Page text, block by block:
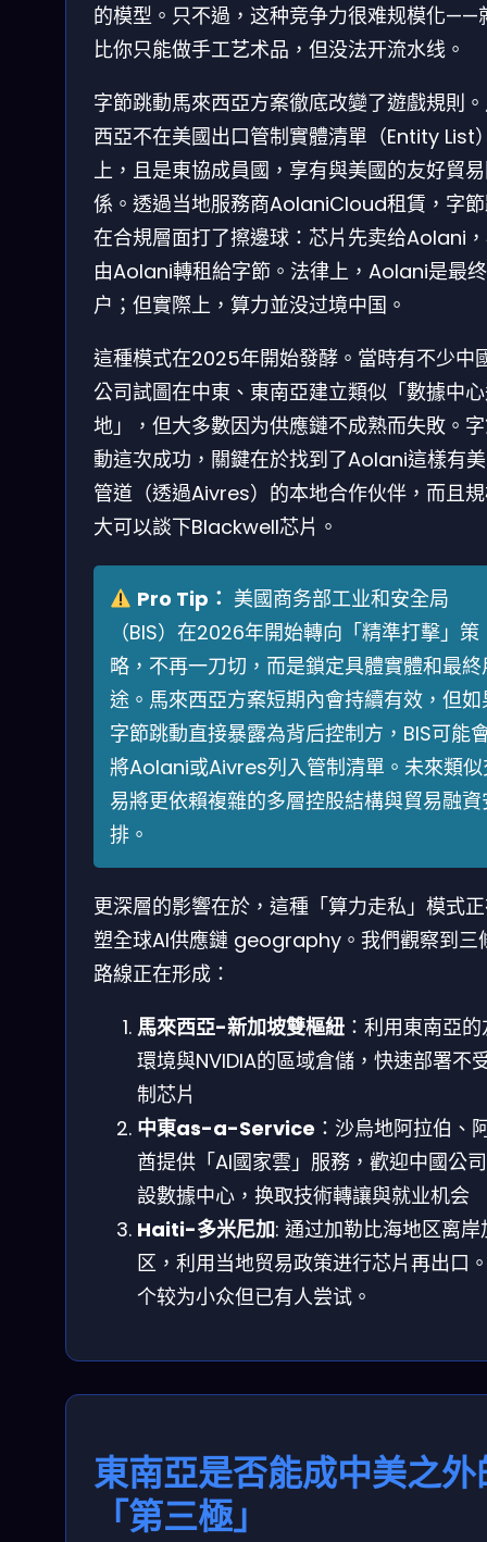
的模型。只不過，这种竞争力很难规模化——
比你只能做手工艺术品，但没法开流水线。
字節跳動馬來西亞方案徹底改變了遊戲規則
西亞不在美國出口管制實體清單（Entity List
上，且是東協成員國，享有與美國的友好貿
係。透過当地服務商AolaniCloud租賃，字
在合規層面打了擦邊球：芯片先卖给Aolani
由Aolani轉租給字節。法律上，Aolani是最
户；但實際上，算力並没过境中国。
這種模式在2025年開始發酵。當時有不少中
公司試圖在中東、東南亞建立類似「數據中
地」，但大多數因为供應鏈不成熟而失敗。
動這次成功，關鍵在於找到了Aolani這樣有
管道（透過Aivres）的本地合作伙伴，而且
大可以談下Blackwell芯片。
Pro Tip： 美國商务部工业和安全局
（BIS）在2026年開始轉向「精準打擊」策
略，不再一刀切，而是鎖定具體實體和最終
途。馬來西亞方案短期內會持續有效，但如
字節跳動直接暴露為背后控制方，BIS可能
將Aolani或Aivres列入管制清單。未來類
易將更依賴複雜的多層控股結構與貿易融資
排。
更深層的影響在於，這種「算力走私」模式
塑全球AI供應鏈 geography。我們觀察到三
路線正在形成：
馬來西亞-新加坡雙樞紐 ：利用東南亞
環境與NVIDIA的區域倉儲，快速部署不
制芯片
中東as-a-Service ：沙烏地阿拉伯、
酋提供「AI國家雲」服務，歡迎中國公
設數據中心，换取技術轉讓與就业机会
Haiti-多米尼加: 通过加勒比海地区离岸
区，利用当地贸易政策进行芯片再出口
个较为小众但已有人尝试。
東南亞是否能成中美之外
「第三極」